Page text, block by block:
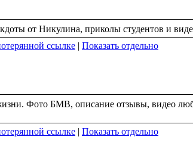
от Никулина, приколы студентов и
ссылке | Показать отдельно
Фото БМВ, описание отзывы, видео
ссылке | Показать отдельно